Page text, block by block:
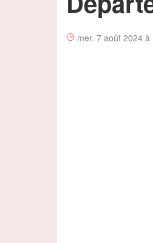
mer. 7 août 2024